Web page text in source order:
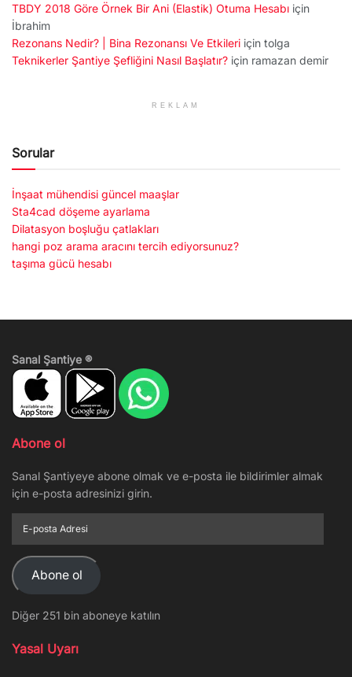
TBDY 2018 Göre Örnek Bir Ani (Elastik) Otuma Hesabı için
İbrahim
Rezonans Nedir? | Bina Rezonansı Ve Etkileri için tolga
Teknikerler Şantiye Şefliğini Nasıl Başlatır? için ramazan demir
REKLAM
Sorular
İnşaat mühendisi güncel maaşlar
Sta4cad döşeme ayarlama
Dilatasyon boşluğu çatlakları
hangi poz arama aracını tercih ediyorsunuz?
taşıma gücü hesabı
Sanal Şantiye ®
Abone ol
Sanal Şantiyeye abone olmak ve e-posta ile bildirimler almak
için e-posta adresinizi girin.
posta
Adresi
Abone ol
Diğer 251 bin aboneye katılın
Yasal Uyarı